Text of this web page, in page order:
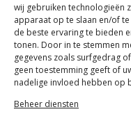
wij gebruiken technologieën
apparaat op te slaan en/of
de beste ervaring te bieden
tonen. Door in te stemmen
gegevens zoals surfgedrag
geen toestemming geeft of
nadelige invloed hebben op
Beheer diensten
Contact